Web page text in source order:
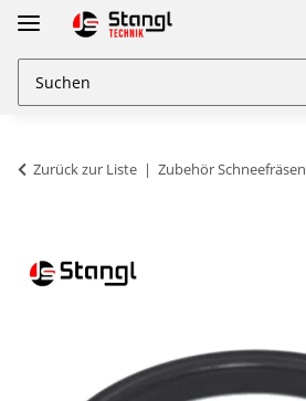
Zurück zur Liste Zubehör Schneefräsen